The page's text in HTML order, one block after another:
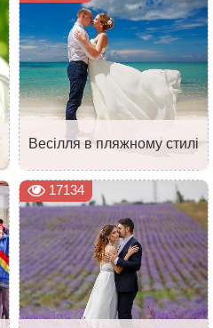
Весілля в пляжному стилі
17134